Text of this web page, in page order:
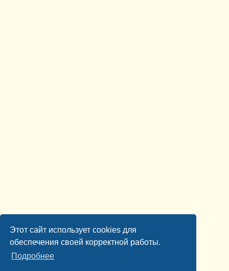
Этот сайт использует cookies для
обеспечения своей корректной работы.
Подробнее